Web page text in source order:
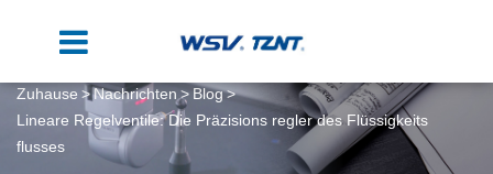
Zuhause Nachrichten
Blog
Lineare Regelventile: Die Präzisions regler des Flüssigkeits
flusses